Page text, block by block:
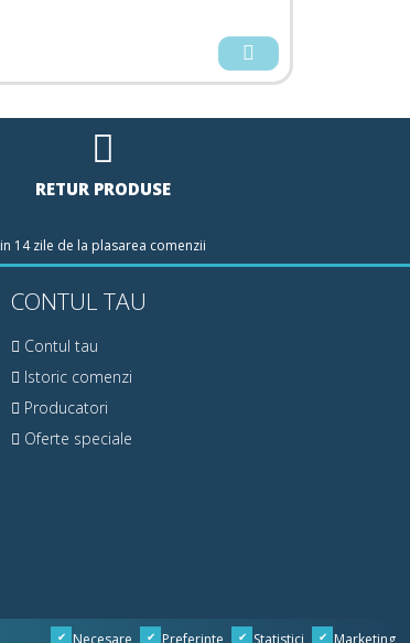
Necesare Preferinte Statistici Marketing
RETUR PRODUSE
in 14 zile de la plasarea comenzii
CONTUL TAU
Contul tau
Istoric comenzi
Producatori
Oferte speciale